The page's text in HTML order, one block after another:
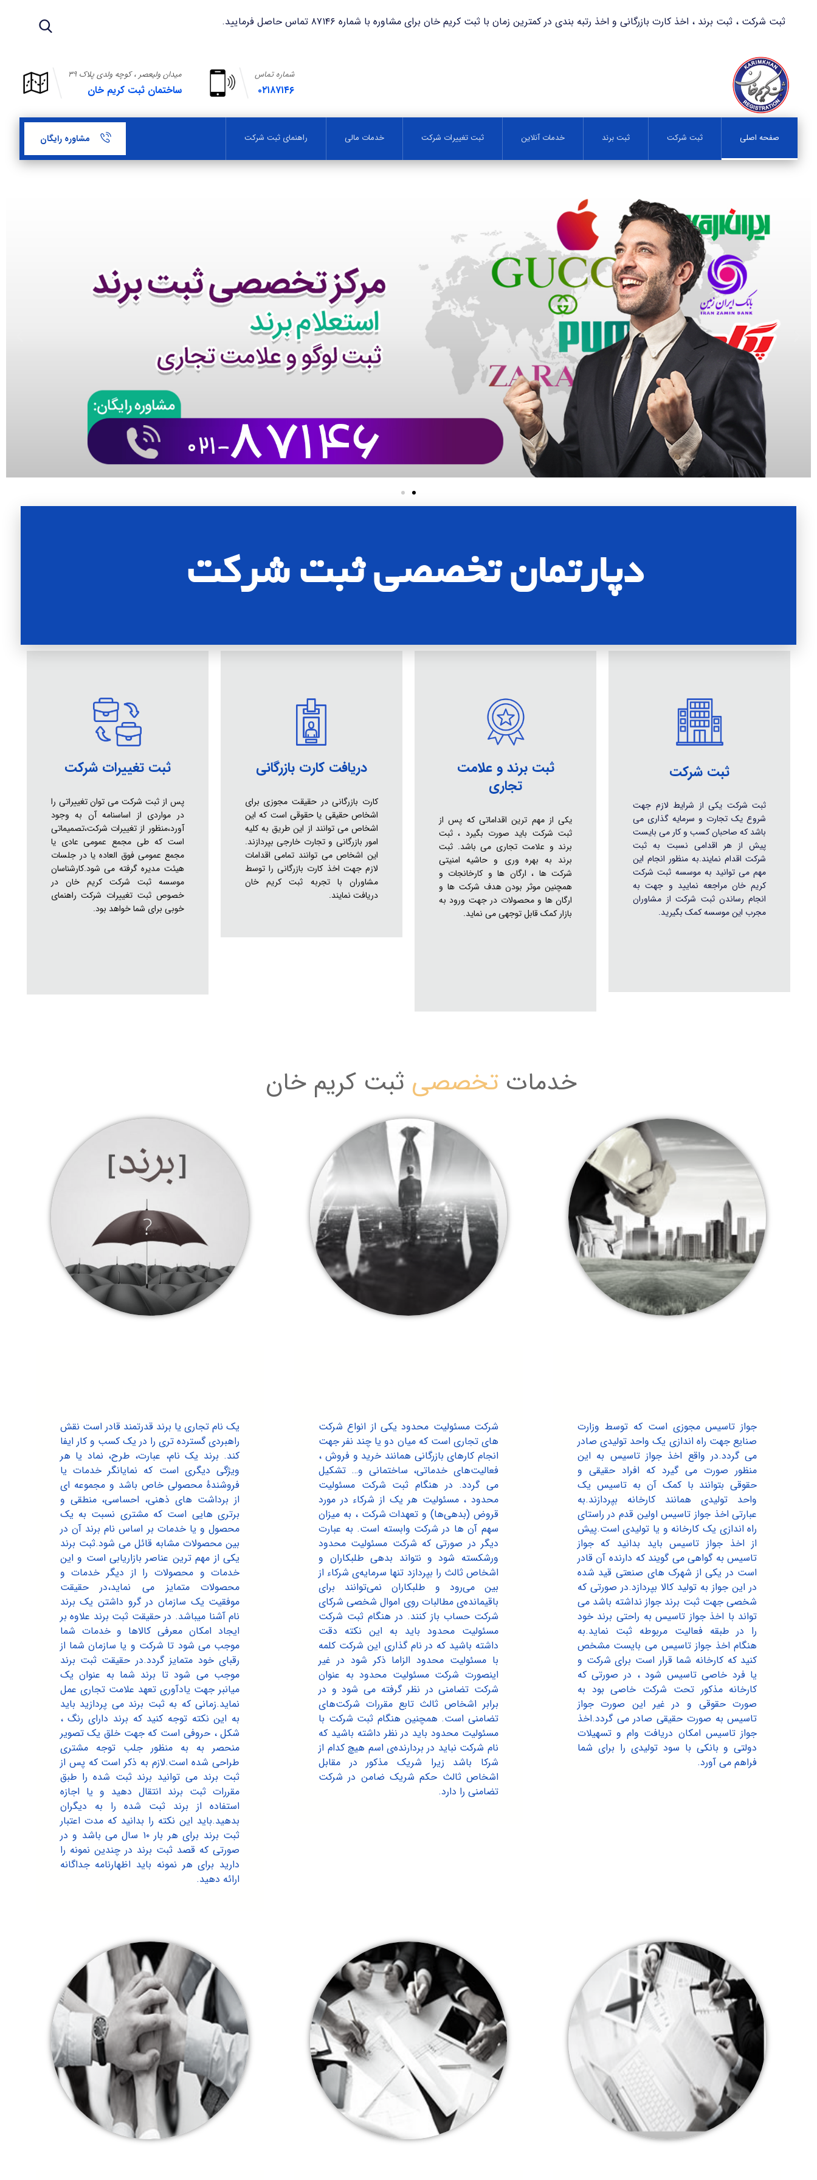
ثبت شرکت ، ثبت برند ، اخذ کارت بازرگانی و اخذ رتبه بندی در کمترین زمان با ثبت کریم خان برای مشاوره با شماره ۸۷۱۴۶ تماس حاصل فرمایید.
میدان ولیعصر ، کوچه ولدی پلاک ۳۹
ساختمان ثبت کریم خان
شماره تماس
۰۲۱۸۷۱۴۶
صفحه اصلی ثبت شرکت ثبت برند خدمات آنلاین ثبت تغییرات شرکت خدمات مالی راهنمای ثبت شرکت مشاوره رایگان
دپارتمان تخصصی ثبت شرکت
ثبت شرکت
ثبت شرکت یکی از شرایط لازم جهت
شروع یک تجارت و سرمایه گذاری می
باشد که صاحبان کسب و کار می بایست
پیش از هر اقدامی نسبت به ثبت
شرکت اقدام نمایند.به منظور انجام این
مهم می توانید به موسسه ثبت شرکت
کریم خان مراجعه نمایید و جهت به
انجام رساندن ثبت شرکت از مشاوران
مجرب این موسسه کمک بگیرید.
ثبت برند و علامت
تجاری
یکی از مهم ترین اقداماتی که پس از
ثبت شرکت باید صورت بگیرد ، ثبت
برند و علامت تجاری می باشد. ثبت
برند به بهره وری و حاشیه امنیتی
شرکت ها ، ارگان ها و کارخانجات و
همچنین موثر بودن هدف شرکت ها و
ارگان ها و محصولات در جهت ورود به
بازار کمک قابل توجهی می نماید.
دریافت کارت بازرگانی
کارت بازرگانی در حقیقت مجوزی برای
اشخاص حقیقی یا حقوقی است که این
اشخاص می توانند از این طریق به کلیه
امور بازرگانی و تجارت خارجی بپردازند.
این اشخاص می توانند تمامی اقدامات
لازم جهت اخذ کارت بازرگانی را توسط
مشاوران با تجربه ثبت کریم خان
دریافت نمایند.
ثبت تغییرات شرکت
پس از ثبت شرکت می توان تغییراتی را
در مواردی از اساسنامه آن به وجود
آورد،منظور از تغییرات شرکت،تصمیماتی
است که طی مجمع عمومی عادی یا
مجمع عمومی فوق العاده یا در جلسات
هیئت مدیره گرفته می شود.کارشناسان
موسسه ثبت شرکت کریم خان در
خصوص ثبت تغییرات شرکت راهنمای
خوبی برای شما خواهد بود.
خدمات تخصصی ثبت کریم خان
جواز تاسیس مجوزی است که توسط وزارت
صنایع جهت راه اندازی یک واحد تولیدی صادر
می گردد.در واقع اخذ جواز تاسیس به این
منظور صورت می گیرد که افراد حقیقی و
حقوقی بتوانند با کمک آن به تاسیس یک
واحد تولیدی همانند کارخانه بپردازند.به
عبارتی اخذ جواز تاسیس اولین قدم در راستای
راه اندازی یک کارخانه و یا تولیدی است.پیش
از اخذ جواز تاسیس باید بدانید که جواز
تاسیس به گواهی می گویند که دارنده آن قادر
است در یکی از شهرک های صنعتی قید شده
در این جواز به تولید کالا بپردازد.در صورتی که
شخصی جهت ثبت برند جواز نداشته باشد می
تواند با اخذ جواز تاسیس به راحتی برند خود
را در طبقه فعالیت مربوطه ثبت نماید.به
هنگام اخذ جواز تاسیس می بایست مشخص
کنید که کارخانه شما قرار است برای شرکت و
یا فرد خاصی تاسیس شود ، در صورتی که
کارخانه مذکور تحت شرکت خاصی بود به
صورت حقوقی و در غیر این صورت جواز
تاسیس به صورت حقیقی صادر می گردد.اخذ
جواز تاسیس امکان دریافت وام و تسهیلات
دولتی و بانکی با سود تولیدی را برای شما
فراهم می آورد.
شرکت مسئولیت محدود یکی از انواع شرکت
های تجاری است که میان دو یا چند نفر جهت
انجام کارهای بازرگانی همانند خرید و فروش ،
فعالیت‌های خدماتی، ساختمانی و… تشکیل
می گردد. در هنگام ثبت شرکت مسئولیت
محدود ، مسئولیت هر یک از شرکاء در مورد
قروض (بدهی‌ها) و تعهدات شرکت ، به میزان
سهم آن ها در شرکت وابسته است. به عبارت
دیگر در صورتی که شرکت مسئولیت محدود
ورشکسته شود و نتواند بدهی طلبکاران و
اشخاص ثالث را بپردازد تنها سرمایه‌ی شرکاء از
بین می‌رود و طلبکاران نمی‌توانند برای
باقیمانده‌ی مطالبات روی اموال شخصی شرکای
شرکت حساب باز کنند. در هنگام ثبت شرکت
مسئولیت محدود باید به این نکته دقت
داشته باشید که در نام گذاری این شرکت کلمه
با مسئولیت محدود الزاما ذکر شود در غیر
اینصورت شرکت مسئولیت محدود به عنوان
شرکت تضامنی در نظر گرفته می شود و در
برابر اشخاص ثالث تابع مقررات شرکت‌های
تضامنی است. همچنین هنگام ثبت شرکت با
مسئولیت محدود باید در نظر داشته باشید که
نام شرکت نباید در بردارنده‌ی اسم هیچ کدام از
شرکا باشد زیرا شریک مذکور در مقابل
اشخاص ثالث حکم شریک ضامن در شرکت‌
تضامنی را دارد.
یک نام تجاری یا برند قدرتمند قادر است نقش
راهبردی گسترده ‌تری را در یک کسب و کار ایفا
کند. برند یک نام، عبارت، طرح، نماد یا هر
ویژگی دیگری است که نمایانگر خدمات یا
فروشندهٔ محصولی خاص باشد و مجموعه ای
از برداشت های ذهنی، احساسی، منطقی و
برتری هایی است که مشتری نسبت به یک
محصول و یا خدمات بر اساس نام برند آن در
بین محصولات مشابه قائل می شود.ثبت برند
یکی از مهم ترین عناصر بازاریابی است و این
خدمات و محصولات را از دیگر خدمات و
محصولات متمایز می نماید،در حقیقت
موفقیت یک سازمان در گرو داشتن یک برند
نام آشنا میباشد. در حقیقت ثبت برند علاوه بر
ایجاد امکان معرفی کالاها و خدمات شما
موجب می شود تا شرکت و یا سازمان شما از
رقبای خود متمایز گردد.در حقیقت ثبت برند
موجب می شود تا برند شما به عنوان یک
میانبر جهت یادآوری تعهد علامت تجاری عمل
نماید.زمانی که به ثبت برند می پردازید باید
به این نکته توجه کنید که برند دارای رنگ ،
شکل ، حروفی است که جهت خلق یک تصویر
منحصر به به منظور جلب توجه مشتری
طراحی شده است.لازم به ذکر است که پس از
ثبت برند می توانید برند ثبت شده را طبق
مقررات ثبت برند انتقال دهید و یا اجازه
استفاده از برند ثبت شده را به دیگران
بدهید.باید این نکته را بدانید که مدت اعتبار
ثبت برند برای هر بار ۱۰ سال می باشد و در
صورتی که قصد ثبت برند در چندین نمونه را
دارید برای هر نمونه باید اظهارنامه جداگانه
ارائه دهید.